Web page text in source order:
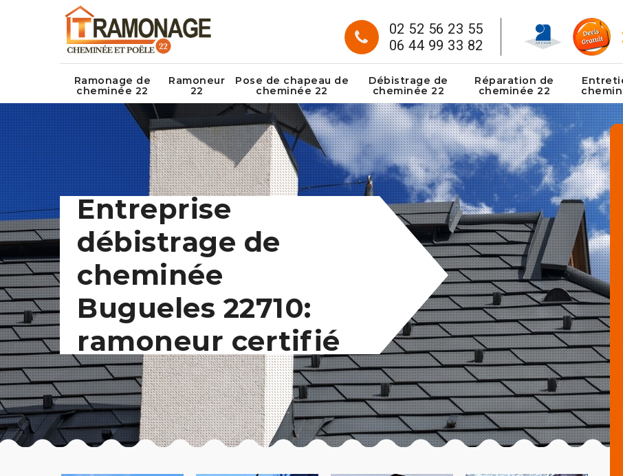
02 52 56 23 55
06 44 99 33 82
Ramonage de
cheminée 22
Ramoneur
22
Pose de chapeau de
cheminée 22
Débistrage de
cheminée 22
Réparation de
cheminée 22
Entreprise
débistrage de
cheminée
Bugueles 22710:
ramoneur certifié